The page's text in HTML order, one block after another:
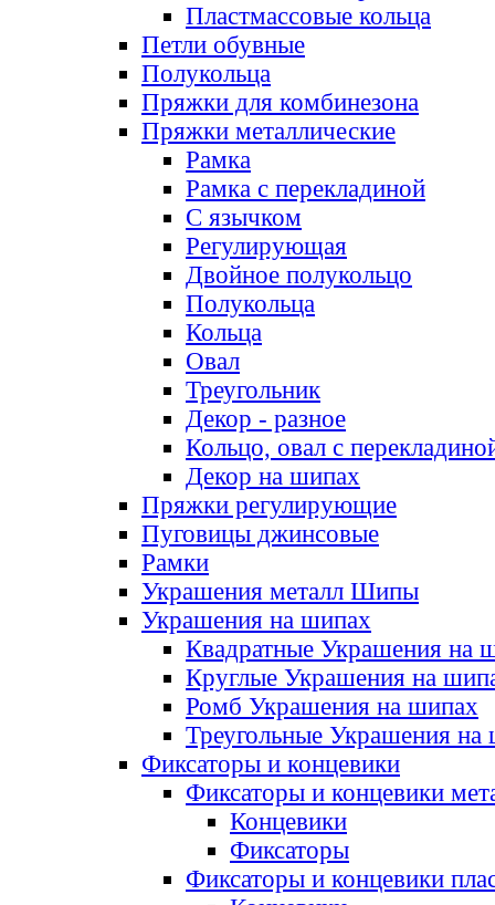
Пластмассовые кольца
Петли обувные
Полукольца
Пряжки для комбинезона
Пряжки металлические
Рамка
Рамка с перекладиной
С язычком
Регулирующая
Двойное полукольцо
Полукольца
Кольца
Овал
Треугольник
Декор - разное
Кольцо, овал с
Декор на шипах
Пряжки регулирующие
Пуговицы джинсовые
Рамки
Украшения металл Шипы
Украшения на шипах
Квадратные Украшения на
Круглые Украшения на
Ромб Украшения на шипах
Треугольные Украшения на
Фиксаторы и концевики
Фиксаторы и концевики
Концевики
Фиксаторы
Фиксаторы и концевики